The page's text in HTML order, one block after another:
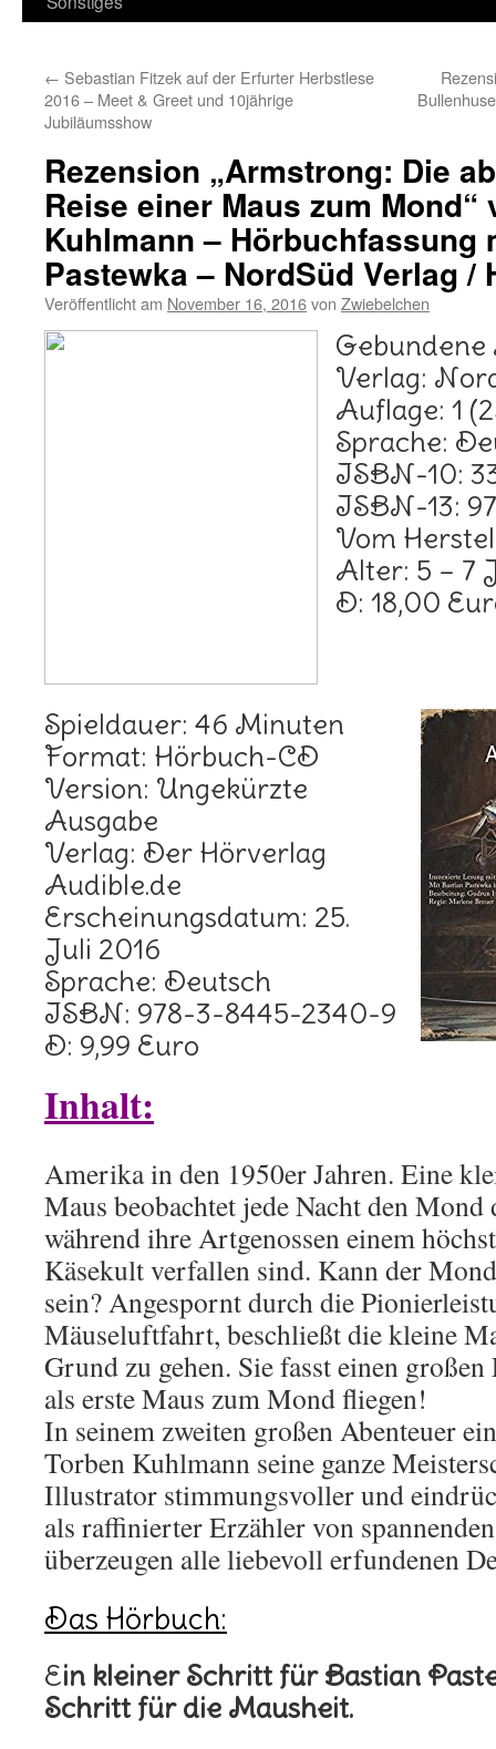
← Sebastian Fitzek auf der Erfurter Herbstlese
2016 – Meet & Greet und 10jährige
Jubiläumsshow
Rezension „Armstrong: Die
Reise einer Maus zum Mond“
Kuhlmann – Hörbuchfassung
Pastewka – NordSüd Verlag /
Veröffentlicht am November 16, 2016von Zwiebelchen
Gebundene
Verlag:
Auflage: 1
Sprache:
ISBN-10:
ISBN-13:
Vom
Alter: 5 – 7
D: 18,00
Spieldauer: 46 Minuten
Format: Hörbuch-CD
Version: Ungekürzte
Ausgabe
Verlag: Der Hörverlag
Audible.de
Erscheinungsdatum: 25.
Juli 2016
Sprache: Deutsch
ISBN: 978-3-8445-2340-9
D: 9,99 Euro
Inhalt:
Amerika in den 1950er Jahren. Eine
Maus beobachtet jede Nacht den
während ihre Artgenossen einem
Käsekult verfallen sind. Kann der
sein? Angespornt durch die
Mäuseluftfahrt, beschließt die kleine
Grund zu gehen. Sie fasst einen
als erste Maus zum Mond fliegen!
In seinem zweiten großen Abenteuer
Torben Kuhlmann seine ganze
Illustrator stimmungsvoller und
als raffinierter Erzähler von
überzeugen alle liebevoll erfundenen
Das Hörbuch:
Ein kleiner Schritt für Bastian
Schritt für die Mausheit.